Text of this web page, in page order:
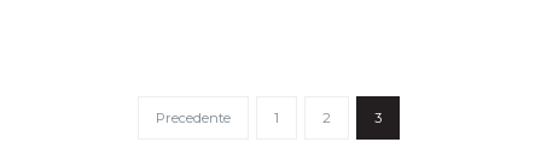
Precedente 1 2 3